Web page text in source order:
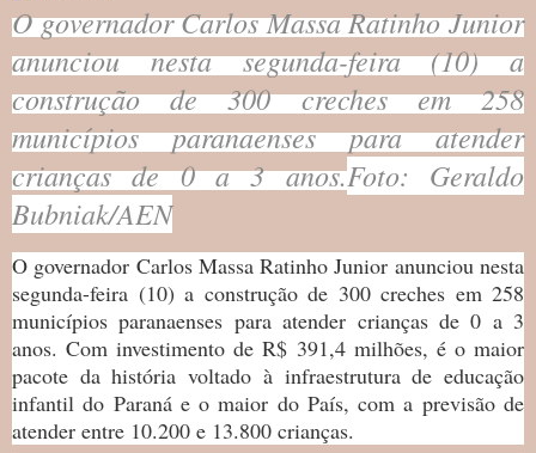
O governador Carlos Massa Ratinho Junior
anunciou nesta segunda-feira (10) a
construção de 300 creches em 258
municípios paranaenses para atender
crianças de 0 a 3 anos.Foto: Geraldo
Bubniak/AEN
O governador Carlos Massa Ratinho Junior anunciou nesta
segunda-feira (10) a construção de 300 creches em 258
municípios paranaenses para atender crianças de 0 a 3
anos. Com investimento de R$ 391,4 milhões, é o maior
pacote da história voltado à infraestrutura de educação
infantil do Paraná e o maior do País, com a previsão de
atender entre 10.200 e 13.800 crianças.